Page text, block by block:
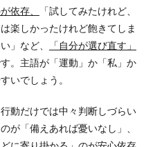
依存、
「試してみたけれど、
楽しかったけれど飽きてしま
」など、
「自分が選び直す」
。主語が「運動」か「私」か
いでしょう。
動だけでは中々判断しづらい
が「備えあれば憂いなし」、